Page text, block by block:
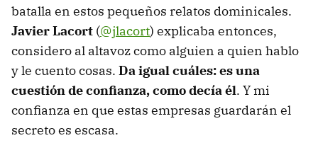
batalla en estos pequeños relatos dominicales.
Javier Lacort (@jlacort) explicaba entonces,
considero al altavoz como alguien a quien hablo
y le cuento cosas. Da igual cuáles: es una
cuestión de confianza, como decía él. Y mi
confianza en que estas empresas guardarán el
secreto es escasa.